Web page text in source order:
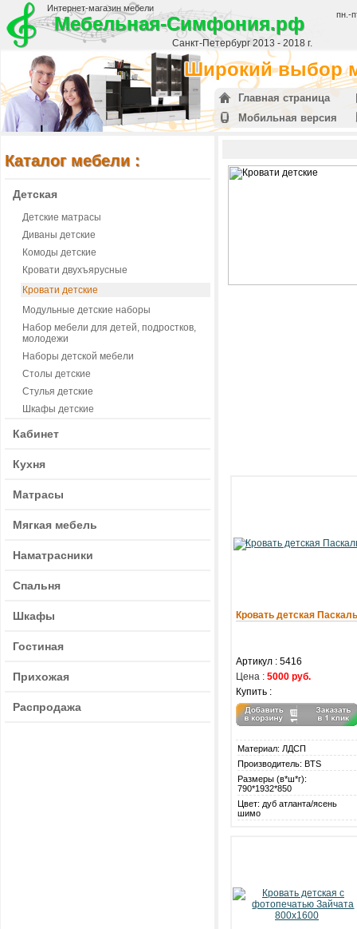
Интернет-магазин мебели
Мебельная-Симфония.рф
Санкт-Петербург 2013 - 2018 г.
пн.-
Широкий выбор
Главная страница
Мобильная версия
Каталог мебели :
Детская
Детские матрасы
Диваны детские
Комоды детские
Кровати двухъярусные
Кровати детские
Модульные детские наборы
Набор мебели для детей, подростков,
молодежи
Наборы детской мебели
Столы детские
Стулья детские
Шкафы детские
Кабинет
Кухня
Матрасы
Мягкая мебель
Наматрасники
Спальня
Шкафы
Гостиная
Прихожая
Распродажа
Кровать детская Паскаль
Артикул : 5416
Цена : 5000 руб.
Купить :
Материал: ЛДСП
Производитель: BTS
Размеры (в*ш*г):
790*1932*850
Цвет: дуб атланта/ясень
шимо